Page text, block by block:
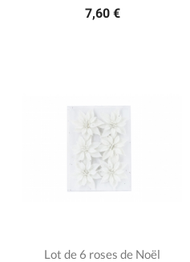
7,60 €
Lot de 6 roses de Noël